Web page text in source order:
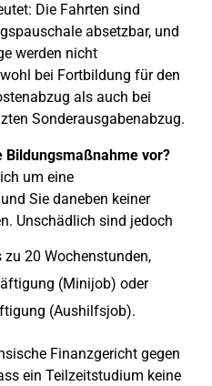
Die Fahrten sind
absetzbar, und
werden nicht
bei Fortbildung für den
als auch bei
Sonderausgabenabzug.
Bildungsmaßnahme vor?
um eine
Sie daneben keiner
Unschädlich sind jedoch
20 Wochenstunden,
(Minijob) oder
(Aushilfsjob).
Finanzgericht gegen
ein Teilzeitstudium keine